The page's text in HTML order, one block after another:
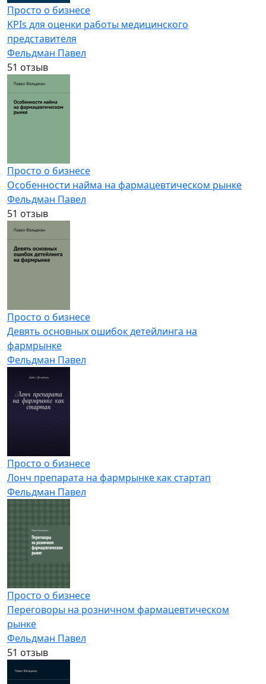
Просто о бизнесе
KPIs для оценки работы медицинского
представителя
Фельдман Павел
51 отзыв
Просто о бизнесе
Особенности найма на фармацевтическом рынке
Фельдман Павел
51 отзыв
Просто о бизнесе
Девять основных ошибок детейлинга на
фармрынке
Фельдман Павел
Просто о бизнесе
Лонч препарата на фармрынке как стартап
Фельдман Павел
Просто о бизнесе
Переговоры на розничном фармацевтическом
рынке
Фельдман Павел
51 отзыв